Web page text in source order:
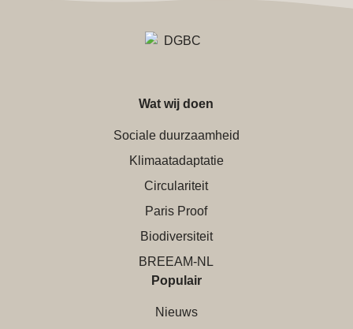
Wat wij doen
Sociale duurzaamheid
Klimaatadaptatie
Circulariteit
Paris Proof
Biodiversiteit
BREEAM-NL
Populair
Nieuws